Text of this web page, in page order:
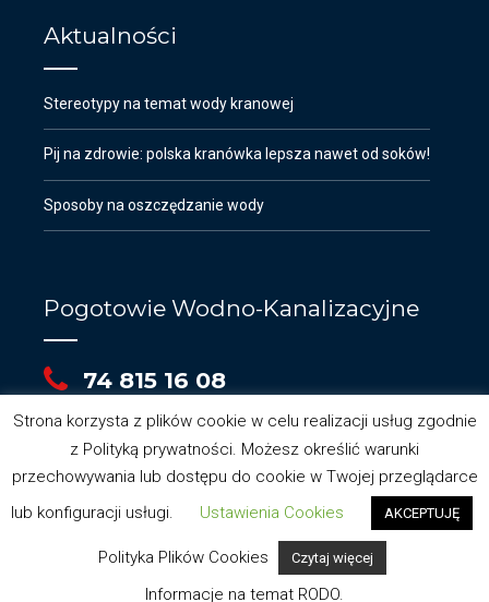
Aktualności
Stereotypy na temat wody kranowej
Pij na zdrowie: polska kranówka lepsza nawet od soków!
Sposoby na oszczędzanie wody
Pogotowie Wodno-Kanalizacyjne
74 815 16 08
Opracowanie: Alink Multimedia @ 2019
Strona korzysta z plików cookie w celu realizacji usług zgodnie
z Polityką prywatności. Możesz określić warunki
przechowywania lub dostępu do cookie w Twojej przeglądarce
lub konfiguracji usługi.
Ustawienia Cookies AKCEPTUJĘ
Polityka Plików Cookies Czytaj więcej
Informacje na temat RODO.